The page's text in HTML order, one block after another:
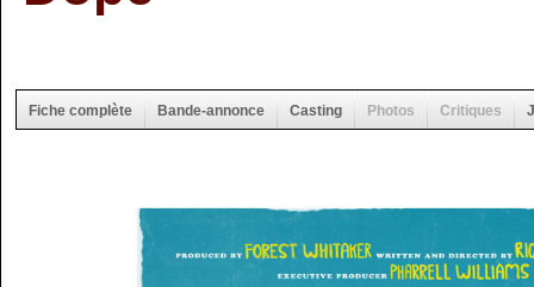
Fiche complète Bande-annonce Casting Photos Critiques